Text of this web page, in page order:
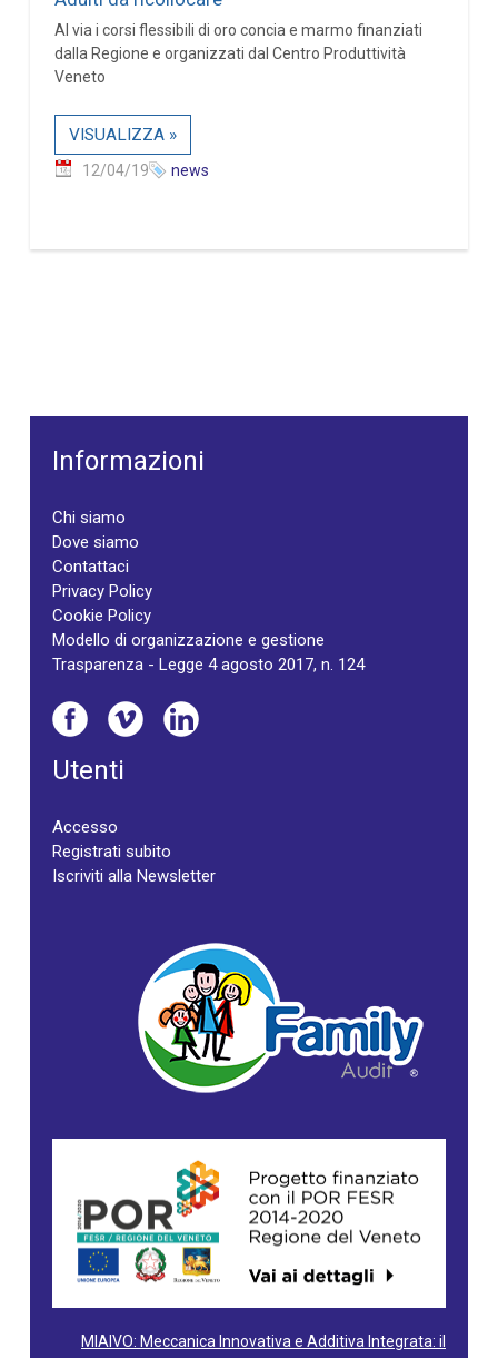
Al via i corsi flessibili di oro concia e marmo finanziati
dalla Regione e organizzati dal Centro Produttività
Veneto
VISUALIZZA »
12/04/19 news
Informazioni
Chi siamo
Dove siamo
Contattaci
Privacy Policy
Cookie Policy
Modello di organizzazione e gestione
Trasparenza - Legge 4 agosto 2017, n. 124
Utenti
Accesso
Registrati subito
Iscriviti alla Newsletter
MIAIVO: Meccanica Innovativa e Additiva Integrata: il